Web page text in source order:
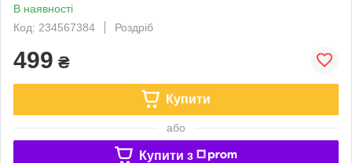
В наявності
Код: 234567384
Роздріб
499 ₴
Купити
або
Купити з